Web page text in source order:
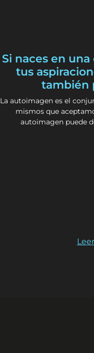
Si naces en
tus
también
La autoimagen es el
mismos que
autoimagen puede